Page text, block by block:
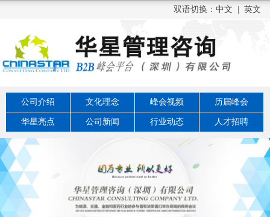
双语切换： 中文 英文
公司介绍 文化理念 峰会视频 历届峰会
华星亮点 公司新闻 行业动态 人才招聘